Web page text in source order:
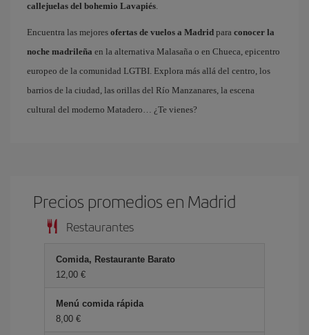
callejuelas del bohemio Lavapiés.
Encuentra las mejores ofertas de vuelos a Madrid para conocer la
noche madrileña en la alternativa Malasaña o en Chueca, epicentro
europeo de la comunidad LGTBI. Explora más allá del centro, los
barrios de la ciudad, las orillas del Río Manzanares, la escena
cultural del moderno Matadero… ¿Te vienes?
Precios promedios en Madrid
Restaurantes
Comida, Restaurante Barato
12,00 €
Menú comida rápida
8,00 €